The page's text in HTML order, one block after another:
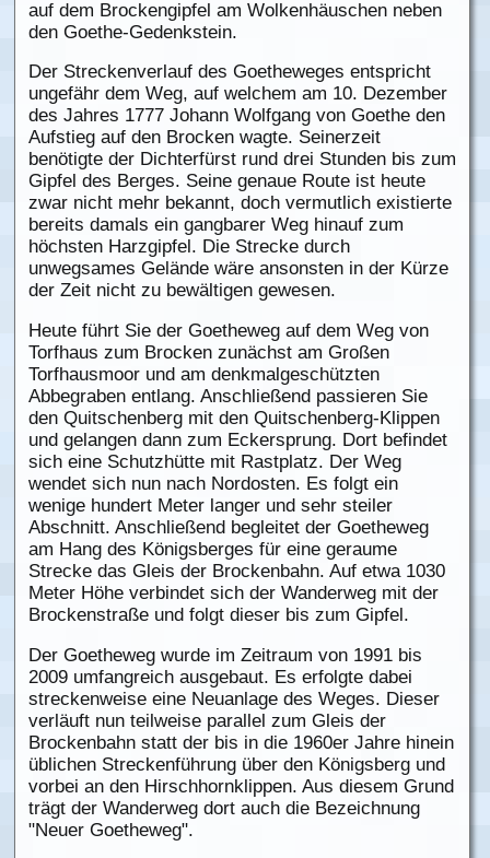
auf dem Brockengipfel am Wolkenhäuschen neben
den Goethe-Gedenkstein.
Der Streckenverlauf des Goetheweges entspricht
ungefähr dem Weg, auf welchem am 10. Dezember
des Jahres 1777 Johann Wolfgang von Goethe den
Aufstieg auf den Brocken wagte. Seinerzeit
benötigte der Dichterfürst rund drei Stunden bis zum
Gipfel des Berges. Seine genaue Route ist heute
zwar nicht mehr bekannt, doch vermutlich existierte
bereits damals ein gangbarer Weg hinauf zum
höchsten Harzgipfel. Die Strecke durch
unwegsames Gelände wäre ansonsten in der Kürze
der Zeit nicht zu bewältigen gewesen.
Heute führt Sie der Goetheweg auf dem Weg von
Torfhaus zum Brocken zunächst am Großen
Torfhausmoor und am denkmalgeschützten
Abbegraben entlang. Anschließend passieren Sie
den Quitschenberg mit den Quitschenberg-Klippen
und gelangen dann zum Eckersprung. Dort befindet
sich eine Schutzhütte mit Rastplatz. Der Weg
wendet sich nun nach Nordosten. Es folgt ein
wenige hundert Meter langer und sehr steiler
Abschnitt. Anschließend begleitet der Goetheweg
am Hang des Königsberges für eine geraume
Strecke das Gleis der Brockenbahn. Auf etwa 1030
Meter Höhe verbindet sich der Wanderweg mit der
Brockenstraße und folgt dieser bis zum Gipfel.
Der Goetheweg wurde im Zeitraum von 1991 bis
2009 umfangreich ausgebaut. Es erfolgte dabei
streckenweise eine Neuanlage des Weges. Dieser
verläuft nun teilweise parallel zum Gleis der
Brockenbahn statt der bis in die 1960er Jahre hinein
üblichen Streckenführung über den Königsberg und
vorbei an den Hirschhornklippen. Aus diesem Grund
trägt der Wanderweg dort auch die Bezeichnung
"Neuer Goetheweg".